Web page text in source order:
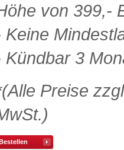
von 399,-
Keine
Kündbar 3
Preise